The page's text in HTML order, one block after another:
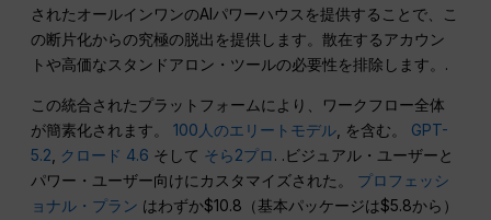
されたオールインワンのAIパワーハウスを提供することで、こ
の断片化からの究極の脱出を提供します。散在するアカウン
トや高価なスタンドアロン・ツールの必要性を排除します。.
この統合されたプラットフォームにより、ワークフロー全体
が簡素化されます。100人のエリートモデル, を含む。 GPT-
5.2, クロード 4.6 そして そら2プロ. .ビジュアル・ユーザーと
パワー・ユーザー向けにカスタマイズされた。 プロフェッシ
ョナル・プラン はわずか$10.8（基本パッケージは$5.8から）